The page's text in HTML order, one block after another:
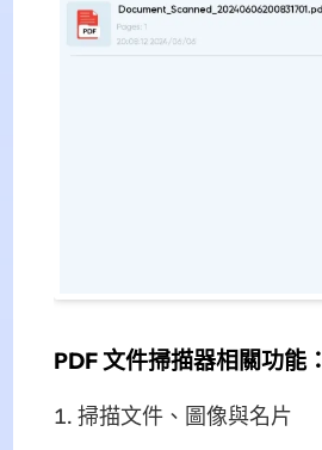
PDF 文件掃描器相關功能：
掃描文件、圖像與名片